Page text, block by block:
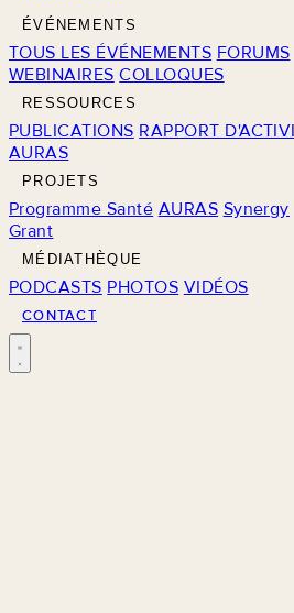
ÉVÉNEMENTS
TOUS LES ÉVÉNEMENTS FORUMS
WEBINAIRES COLLOQUES
RESSOURCES
PUBLICATIONS RAPPORT
AURAS
PROJETS
Programme Santé AURAS Synergy
Grant
MÉDIATHÈQUE
PODCASTS PHOTOS VIDÉOS
CONTACT